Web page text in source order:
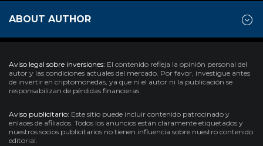
ABOUT AUTHOR
Aviso legal sobre inversiones: El contenido refleja la opinión personal del
autor y las condiciones actuales del mercado. Por favor, investigue antes
de invertir en criptomonedas, ya que ni el autor ni la publicación se
responsabilizan de pérdidas financieras.
Aviso publicitario: Este sitio puede incluir contenido patrocinado y
enlaces de afiliados. Todos los anuncios están claramente etiquetados y
nuestros socios publicitarios no tienen influencia sobre nuestro contenido
editorial.